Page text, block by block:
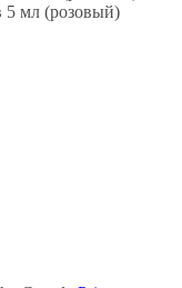
5 мл (розовый)